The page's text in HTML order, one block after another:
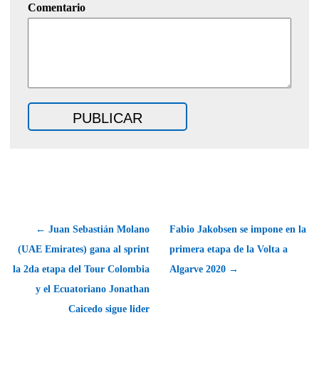
Comentario
← Juan Sebastián Molano
(UAE Emirates) gana al sprint
la 2da etapa del Tour Colombia
y el Ecuatoriano Jonathan
Caicedo sigue lider
Fabio Jakobsen se impone en la
primera etapa de la Volta a
Algarve 2020 →